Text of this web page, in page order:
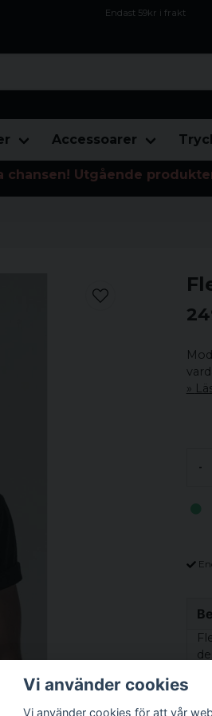
Endast 59kr i frakt
Accessoarer
chansen! Utgående
-
Vi använder cookies
Vi använder cookies för att vår